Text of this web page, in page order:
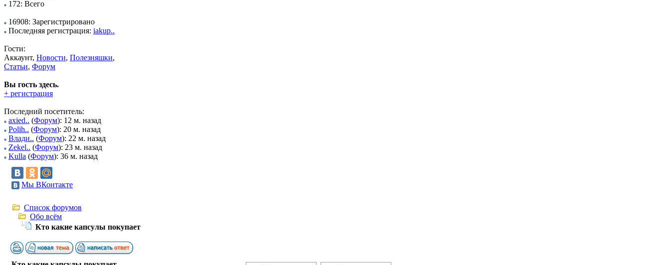
172: Всего
16908: Зарегистрировано
Последняя регистрация: iakup..
Гости:
Аккаунт, Новости, Полезняшки,
Статьи, Форум
Вы гость здесь.
+ регистрация
Последний посетитель:
axied.. (Форум): 12 м. назад
Polih.. (Форум): 20 м. назад
Влади.. (Форум): 22 м. назад
Zekel.. (Форум): 23 м. назад
Kulla (Форум): 36 м. назад
Мы ВКонтакте
Список форумов
Обо всём
Кто какие капсулы покупает